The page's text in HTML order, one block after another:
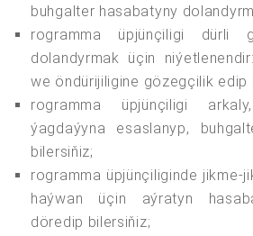
buhgalter hasabatyny
rogramma üpjünçiligi dürli
dolandyrmak üçin
we öndürijiligine gözegçilik edip
rogramma üpjünçiligi
ýagdaýyna esaslanyp,
bilersiňiz;
rogramma üpjünçiliginde jikme-
haýwan üçin aýratyn
döredip bilersiňiz;